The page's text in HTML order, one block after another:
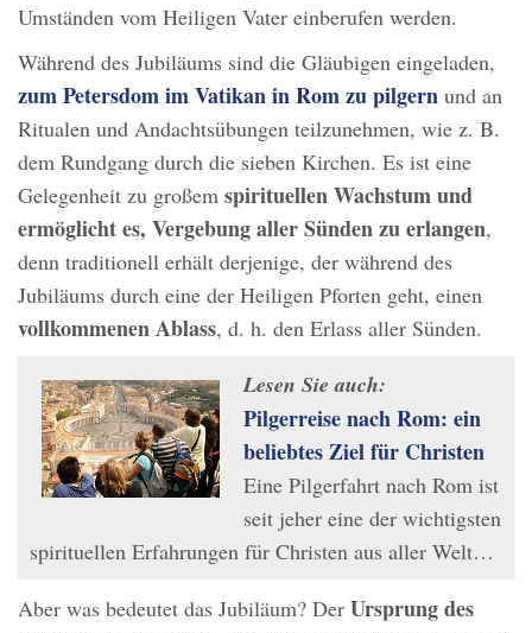
Umständen vom Heiligen Vater einberufen werden.
Während des Jubiläums sind die Gläubigen eingeladen,
zum Petersdom im Vatikan in Rom zu pilgern und an
Ritualen und Andachtsübungen teilzunehmen, wie z. B.
dem Rundgang durch die sieben Kirchen. Es ist eine
Gelegenheit zu großem spirituellen Wachstum und
ermöglicht es, Vergebung aller Sünden zu erlangen,
denn traditionell erhält derjenige, der während des
Jubiläums durch eine der Heiligen Pforten geht, einen
vollkommenen Ablass, d. h. den Erlass aller Sünden.
Lesen Sie auch:
Pilgerreise nach Rom: ein
beliebtes Ziel für Christen
Eine Pilgerfahrt nach Rom ist
seit jeher eine der wichtigsten
spirituellen Erfahrungen für Christen aus aller Welt…
Aber was bedeutet das Jubiläum? Der Ursprung des